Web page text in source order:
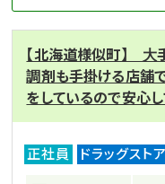
【北海道様似町】 大
調剤も手掛ける店舗
をしているので安心し
正社員 ドラッグスト